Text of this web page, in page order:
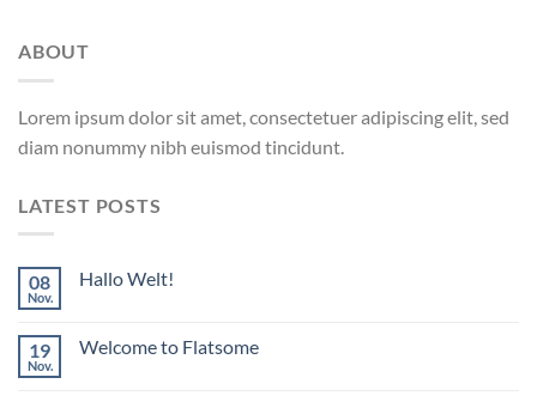
ABOUT
Lorem ipsum dolor sit amet, consectetuer adipiscing elit, sed
diam nonummy nibh euismod tincidunt.
LATEST POSTS
08
Nov.
Hallo Welt!
19
Nov.
Welcome to Flatsome